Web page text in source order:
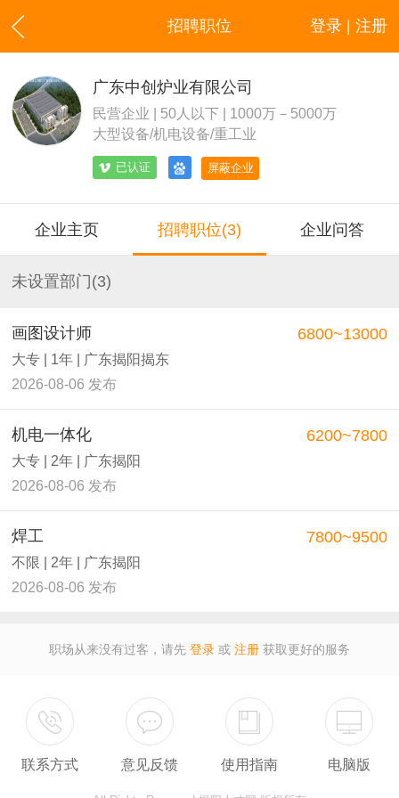
登录 | 注册
招聘职位
广东中创炉业有限公司
民营企业 | 50人以下 | 1000万－5000万
大型设备/机电设备/重工业
已认证 屏蔽企业
企业主页 招聘职位(3) 企业问答
未设置部门(3)
画图设计师
大专 | 1年 | 广东揭阳揭东
2026-08-06 发布
6800~13000
机电一体化
大专 | 2年 | 广东揭阳
2026-08-06 发布
6200~7800
焊工
不限 | 2年 | 广东揭阳
2026-08-06 发布
7800~9500
职场从来没有过客，请先 登录 或 注册 获取更好的服务
联系方式 意见反馈 使用指南 电脑版